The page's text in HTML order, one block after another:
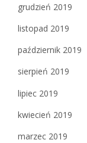
grudzień 2019
listopad 2019
październik 2019
sierpień 2019
lipiec 2019
kwiecień 2019
marzec 2019